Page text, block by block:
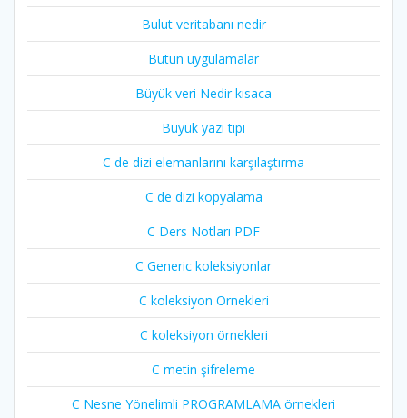
Bulut veritabanı nedir
Bütün uygulamalar
Büyük veri Nedir kısaca
Büyük yazı tipi
C de dizi elemanlarını karşılaştırma
C de dizi kopyalama
C Ders Notları PDF
C Generic koleksiyonlar
C koleksiyon Örnekleri
C koleksiyon örnekleri
C metin şifreleme
C Nesne Yönelimli PROGRAMLAMA örnekleri